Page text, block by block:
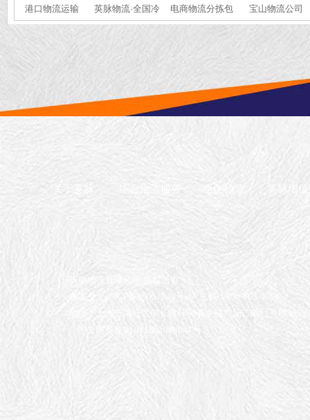
港口物流运输
英脉物流·全国冷
链·运输服务
电商物流分拣包
装
宝山物流公司
关于英脉 全国物流 英脉增
英脉物流有限公司 版权所有
备案号：沪ICP备05051249号-1
总机：400-663-9099
地址：上海市闵行区申长路1688弄中骏广场二期11号楼305室
沪公网安备 31011202008041号